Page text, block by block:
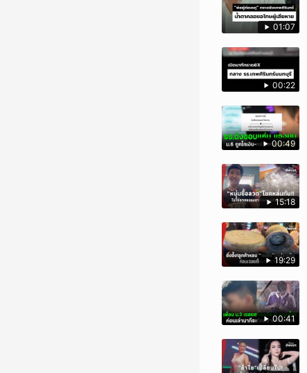
01:07
00:22
00:49
15:18
19:29
00:41